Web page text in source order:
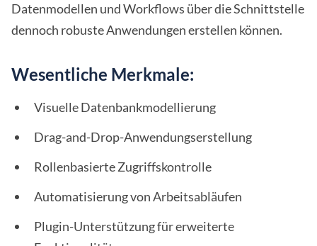
Datenmodellen und Workflows über die Schnittstelle
dennoch robuste Anwendungen erstellen können.
Wesentliche Merkmale:
Visuelle Datenbankmodellierung
Drag-and-Drop-Anwendungserstellung
Rollenbasierte Zugriffskontrolle
Automatisierung von Arbeitsabläufen
Plugin-Unterstützung für erweiterte